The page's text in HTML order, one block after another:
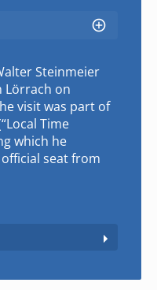
Steinmeier
Lörrach on
visit was part of
Time
which he
seat from